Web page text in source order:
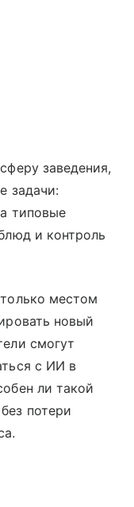
заведения,
задачи:
типовые
и контроль
местом
новый
смогут
с ИИ в
ли такой
потери